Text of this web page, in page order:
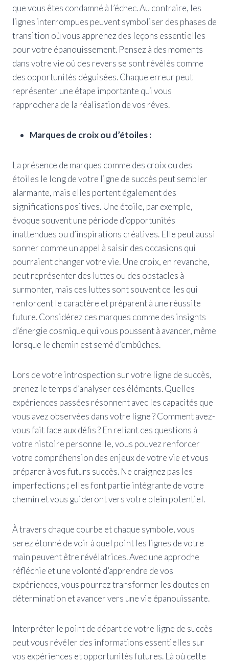
que vous êtes condamné à l’échec. Au contraire, les
lignes interrompues peuvent symboliser des phases de
transition où vous apprenez des leçons essentielles
pour votre épanouissement. Pensez à des moments
dans votre vie où des revers se sont révélés comme
des opportunités déguisées. Chaque erreur peut
représenter une étape importante qui vous
rapprochera de la réalisation de vos rêves.
Marques de croix ou d’étoiles :
La présence de marques comme des croix ou des
étoiles le long de votre ligne de succès peut sembler
alarmante, mais elles portent également des
significations positives. Une étoile, par exemple,
évoque souvent une période d’opportunités
inattendues ou d’inspirations créatives. Elle peut aussi
sonner comme un appel à saisir des occasions qui
pourraient changer votre vie. Une croix, en revanche,
peut représenter des luttes ou des obstacles à
surmonter, mais ces luttes sont souvent celles qui
renforcent le caractère et préparent à une réussite
future. Considérez ces marques comme des insights
d’énergie cosmique qui vous poussent à avancer, même
lorsque le chemin est semé d’embûches.
Lors de votre introspection sur votre ligne de succès,
prenez le temps d’analyser ces éléments. Quelles
expériences passées résonnent avec les capacités que
vous avez observées dans votre ligne ? Comment avez-
vous fait face aux défis ? En reliant ces questions à
votre histoire personnelle, vous pouvez renforcer
votre compréhension des enjeux de votre vie et vous
préparer à vos futurs succès. Ne craignez pas les
imperfections ; elles font partie intégrante de votre
chemin et vous guideront vers votre plein potentiel.
À travers chaque courbe et chaque symbole, vous
serez étonné de voir à quel point les lignes de votre
main peuvent être révélatrices. Avec une approche
réfléchie et une volonté d’apprendre de vos
expériences, vous pourrez transformer les doutes en
détermination et avancer vers une vie épanouissante.
Interpréter le point de départ de votre ligne de succès
peut vous révéler des informations essentielles sur
vos expériences et opportunités futures. Là où cette